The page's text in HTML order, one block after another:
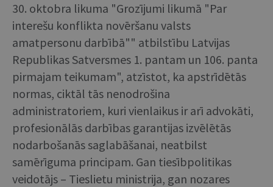
30. oktobra likuma "Grozījumi likumā "Par
interešu konflikta novēršanu valsts
amatpersonu darbībā"" atbilstību Latvijas
Republikas Satversmes 1. pantam un 106. panta
pirmajam teikumam", atzīstot, ka apstrīdētās
normas, ciktāl tās nenodrošina
administratoriem, kuri vienlaikus ir arī advokāti,
profesionālās darbības garantijas izvēlētās
nodarbošanās saglabāšanai, neatbilst
samērīguma principam. Gan tiesībpolitikas
veidotājs – Tieslietu ministrija, gan nozares